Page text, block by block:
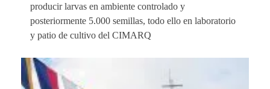
producir larvas en ambiente controlado y
posteriormente 5.000 semillas, todo ello en laboratorio
y patio de cultivo del CIMARQ